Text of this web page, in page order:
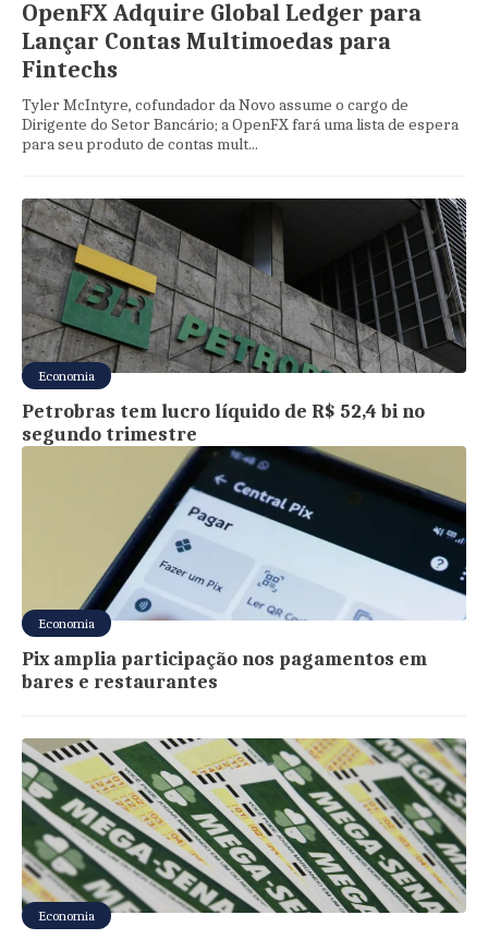
OpenFX Adquire Global Ledger para
Lançar Contas Multimoedas para
Fintechs
Tyler McIntyre, cofundador da Novo assume o cargo de
Dirigente do Setor Bancário; a OpenFX fará uma lista de espera
para seu produto de contas mult...
Economia
Petrobras tem lucro líquido de R$ 52,4 bi no
segundo trimestre
Economia
Pix amplia participação nos pagamentos em
bares e restaurantes
Economia